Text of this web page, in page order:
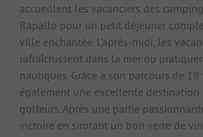
accueillent les vacanciers des
Rapallo pour un petit déjeuner
ville enchantée. L'après-midi, les
rafraîchissent dans la mer ou
nautiques. Grâce à son parcours de
également une excellente
golfeurs. Après une partie
victoire en sirotant un bon verre de